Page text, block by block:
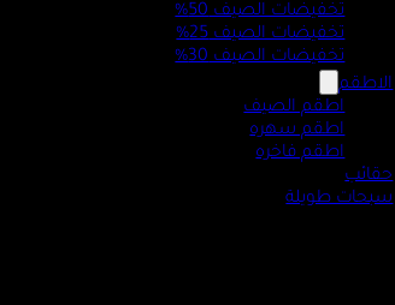
تخفيضات الصيف 50%
تخفيضات الصيف 25%
تخفيضات الصيف 30%
الاطقم
اطقم الصيف
اطقم سهره
اطقم فاخره
حقائب
سبحات طويلة